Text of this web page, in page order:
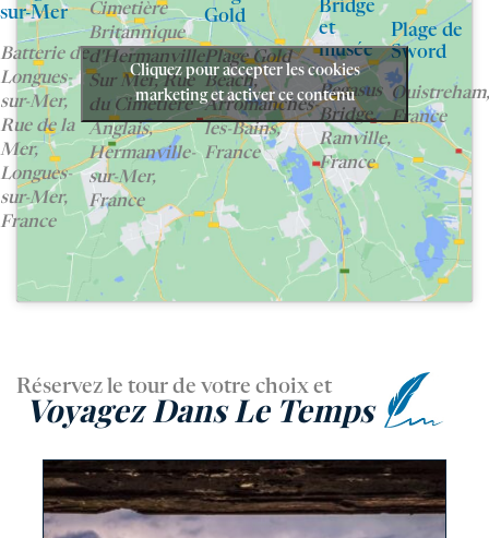
sur-Mer
Batterie de
Longues-
sur-Mer,
Rue de la
Mer,
Longues-
sur-Mer,
France
Cimetière
Britannique
d'Hermanville
Sur Mer, Rue
du Cimetière
Anglais,
Hermanville-
sur-Mer,
France
Gold
Plage Gold
Beach,
Arromanches-
les-Bains,
France
Bridge
et
musée
Pegasus
Bridge,
Ranville,
France
Plage de
Sword
Ouistreham,
France
Cliquez pour accepter les cookies
marketing et activer ce contenu
Réservez le tour de votre choix et
Voyagez Dans Le Temps